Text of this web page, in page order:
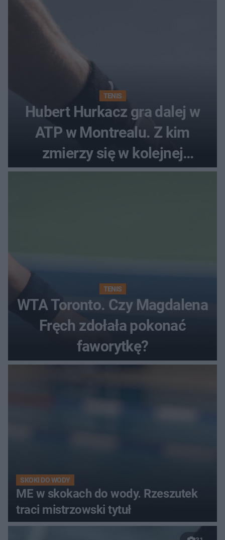
TENIS
Hubert Hurkacz gra dalej w
ATP w Montrealu. Z kim
zmierzy się w kolejnej
rundzie?
TENIS
WTA Toronto. Czy Magdalena
Fręch zdołała pokonać
faworytkę?
SKOKI DO WODY
ME w skokach do wody. Rzeszutek
traci mistrzowski tytuł